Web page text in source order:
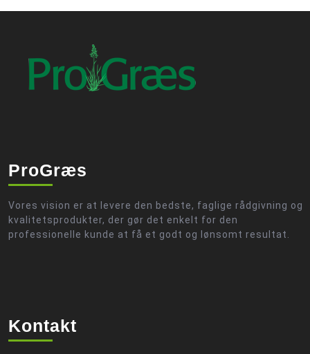
ProGræs
Vores vision er at levere den bedste, faglige rådgivning og
kvalitetsprodukter, der gør det enkelt for den
professionelle kunde at få et godt og lønsomt resultat.
Kontakt